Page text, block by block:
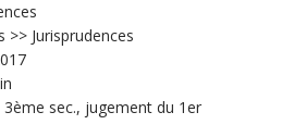
>> Jurisprudences
sec., jugement du 1er